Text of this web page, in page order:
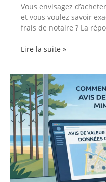
Vous envisagez
et vous voulez savoir
frais de notaire ? La
Frais
à
Mimizan
:
combien
prévoir
pour
votre
achat
immobilier
en
Lire la suite »